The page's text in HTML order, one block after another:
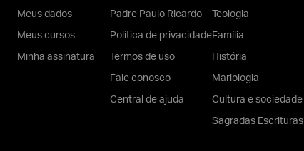
Meus dados
Meus cursos
Minha assinatura
Padre Paulo Ricardo
Política de privacidade
Termos de uso
Fale conosco
Central de ajuda
Teologia
Família
História
Mariologia
Cultura e sociedade
Sagradas Escrituras